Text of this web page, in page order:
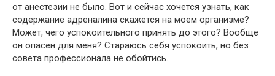
от анестезии не было. Вот и сейчас хочется узнать, как
содержание адреналина скажется на моем организме?
Может, чего успокоительного принять до этого? Вообще
он опасен для меня? Стараюсь себя успокоить, но без
совета профессионала не обойтись…